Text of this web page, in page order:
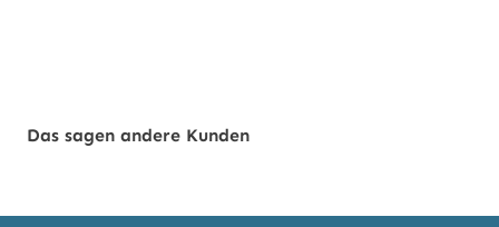
Das sagen andere Kunden